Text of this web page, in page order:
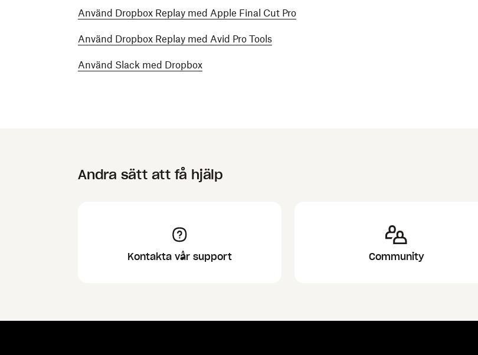
Använd Dropbox Replay med Apple Final Cut Pro
Använd Dropbox Replay med Avid Pro Tools
Använd Slack med Dropbox
Andra sätt att få hjälp
Kontakta vår support Community